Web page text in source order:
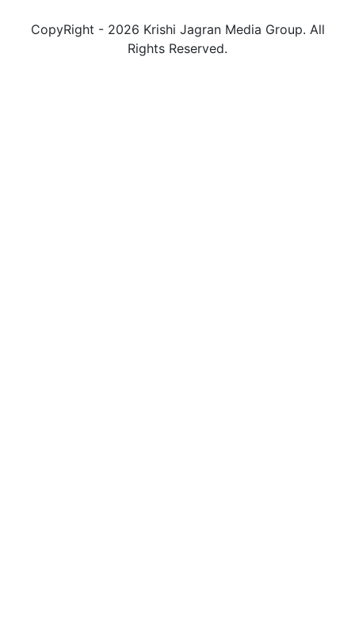
CopyRight - 2026 Krishi Jagran Media Group. All
Rights Reserved.